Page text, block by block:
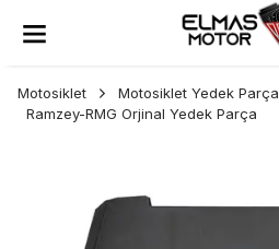
Motosiklet
Motosiklet Yedek Parça
Ramzey-RMG Orjinal Yedek Parça